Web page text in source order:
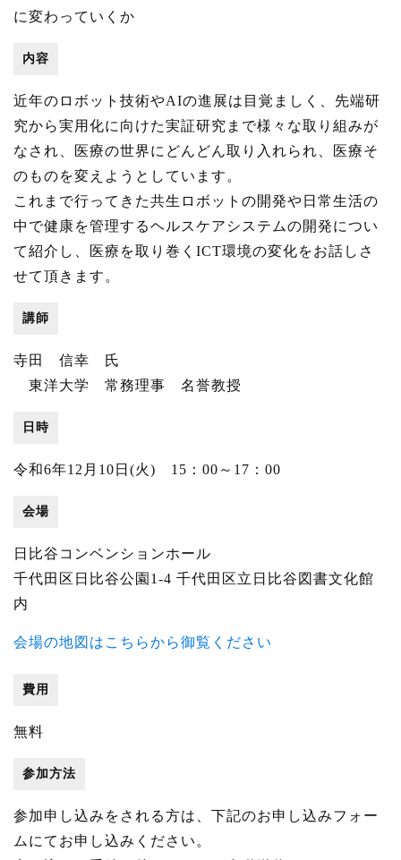
に変わっていくか
内容
近年のロボット技術やAIの進展は目覚ましく、先端研
究から実用化に向けた実証研究まで様々な取り組みが
なされ、医療の世界にどんどん取り入れられ、医療そ
のものを変えようとしています。
これまで行ってきた共生ロボットの開発や日常生活の
中で健康を管理するヘルスケアシステムの開発につい
て紹介し、医療を取り巻くICT環境の変化をお話しさ
せて頂きます。
講師
寺田 信幸 氏
東洋大学 常務理事 名誉教授
日時
令和6年12月10日(火) 15：00～17：00
会場
日比谷コンベンションホール
千代田区日比谷公園1-4 千代田区立日比谷図書文化館
内
会場の地図はこちらから御覧ください
費用
無料
参加方法
参加申し込みをされる方は、下記のお申し込みフォー
ムにてお申し込みください。